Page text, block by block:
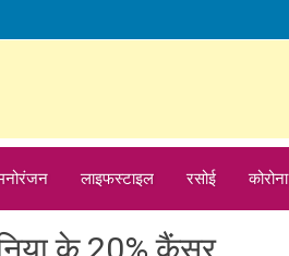
लाइफस्टाइल रसोई कोरोना